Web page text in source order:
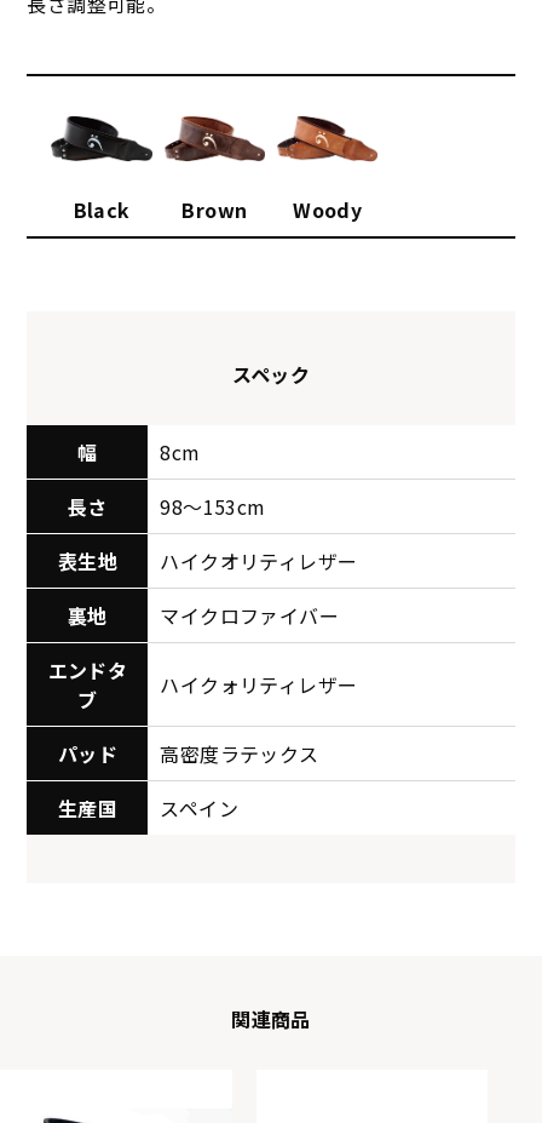
Black Brown Woody
スペック
幅
8cm
長さ
98～153cm
表生地
ハイクオリティレザー
裏地
マイクロファイバー
エンドタ
ブ
ハイクォリティレザー
パッド
高密度ラテックス
生産国
スペイン
関連商品